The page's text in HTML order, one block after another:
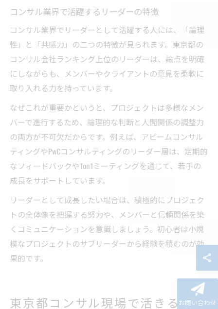
コンサル業界で活躍するリーダーの特徴
コンサル業界でリーダーとして活躍する人には、「論理
性」と「共感力」の二つの特徴が見られます。東京都の
コンサル会社ランキング上位のリーダーは、論点を明確
にしながらも、メンバーやクライアントの意見を柔軟に
取り入れる力を持っています。
なぜこれが重要かというと、プロジェクトは多様なメン
バーで進行するため、論理的な判断と人間関係の調整力
の両方が不可欠だからです。例えば、アビームコンサル
ティングやPwCコンサルティングのリーダー層は、定期的
なフィードバックや1on1ミーティングを通じて、若手の
成長をサポートしています。
リーダーとして成長したい場合は、積極的にプロジェク
トの全体像を把握する努力や、メンバーと信頼関係を築
くコミュニケーションを意識しましょう。初心者は小規
模なプロジェクトのサブリーダーから経験を積むのが効
果的です。
東京都コンサル現場で活きるキャ
お問い合わせ